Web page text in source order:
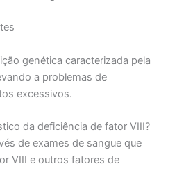
genética caracterizada pela
a problemas de
excessivos.
da deficiência de fator VIII?
de exames de sangue que
VIII e outros fatores de